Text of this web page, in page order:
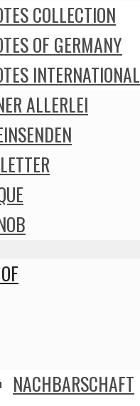
COLLECTION
OF GERMANY
INTERNATIONAL
ALLERLEI
NACHBARSCHAFT